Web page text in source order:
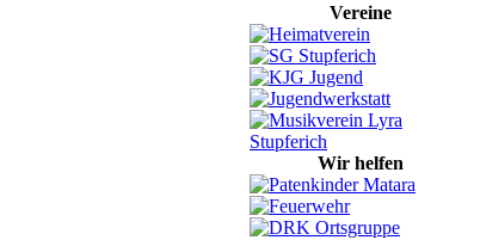
Vereine
Wir helfen